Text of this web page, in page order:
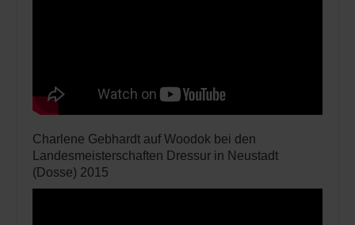
Charlene Gebhardt auf Woodok bei den
Landesmeisterschaften Dressur in Neustadt
(Dosse) 2015